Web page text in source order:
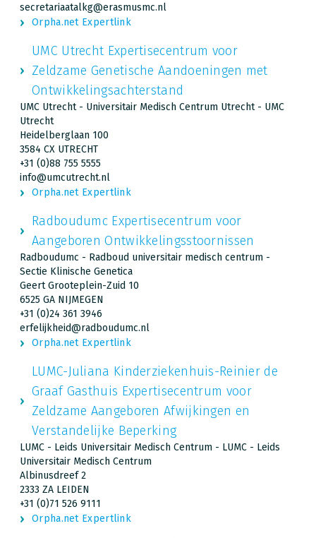
secretariaatalkg@erasmusmc.nl
Orpha.net Expertlink
UMC Utrecht Expertisecentrum voor
Zeldzame Genetische Aandoeningen met
Ontwikkelingsachterstand
UMC Utrecht - Universitair Medisch Centrum Utrecht - UMC
Utrecht
Heidelberglaan 100
3584 CX UTRECHT
+31 (0)88 755 5555
info@umcutrecht.nl
Orpha.net Expertlink
Radboudumc Expertisecentrum voor
Aangeboren Ontwikkelingsstoornissen
Radboudumc - Radboud universitair medisch centrum -
Sectie Klinische Genetica
Geert Grooteplein-Zuid 10
6525 GA NIJMEGEN
+31 (0)24 361 3946
erfelijkheid@radboudumc.nl
Orpha.net Expertlink
LUMC-Juliana Kinderziekenhuis-Reinier de
Graaf Gasthuis Expertisecentrum voor
Zeldzame Aangeboren Afwijkingen en
Verstandelijke Beperking
LUMC - Leids Universitair Medisch Centrum - LUMC - Leids
Universitair Medisch Centrum
Albinusdreef 2
2333 ZA LEIDEN
+31 (0)71 526 9111
Orpha.net Expertlink